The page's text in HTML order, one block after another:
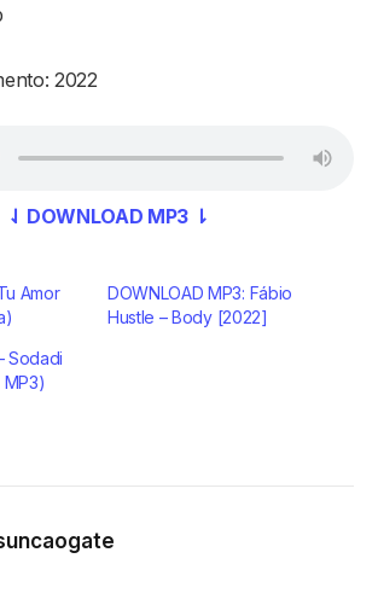
2022
⇃ DOWNLOAD MP3 ⇂
Amor
DOWNLOAD MP3: Fábio
Hustle – Body [2022]
Sodadi